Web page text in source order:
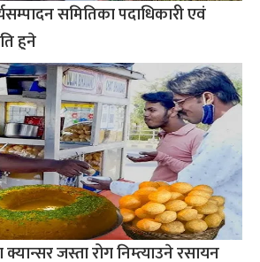
समितिका पदाधिकारी एवं
हुने
क्यान्सर जस्ता रोग निम्त्याउने रसायन